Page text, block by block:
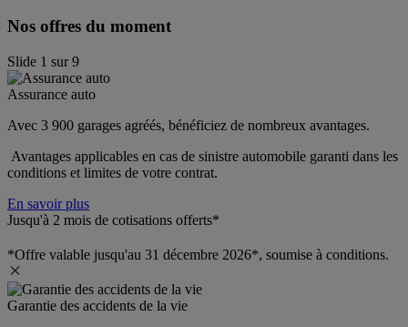
Nos offres du moment
Slide 1 sur9
Assurance auto
Avec 3 900 garages agréés, bénéficiez de nombreux avantages.
Avantages applicables en cas de sinistre automobile garanti dans les
conditions et limites de votre contrat.
En savoir plus
Jusqu'à 2 mois de cotisations offerts*
*Offre valable jusqu'au 31 décembre 2026*, soumise à conditions.
Garantie des accidents de la vie